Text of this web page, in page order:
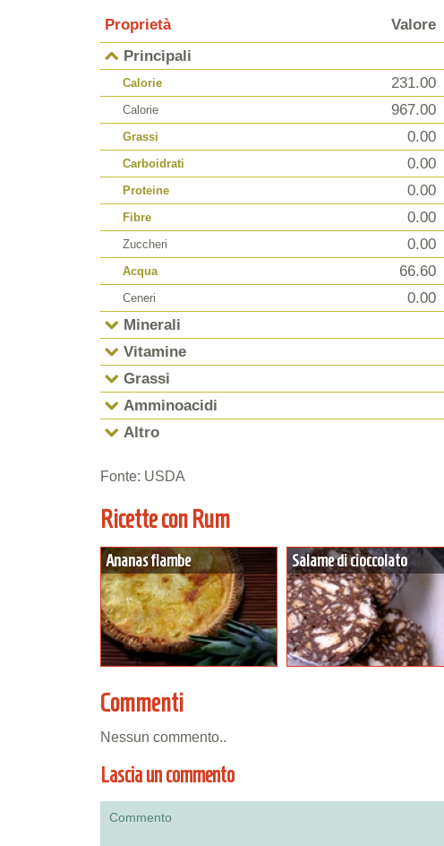
Proprietà Valore
Principali
Calorie 231.00
Calorie 967.00
Grassi 0.00
Carboidrati 0.00
Proteine 0.00
Fibre 0.00
Zuccheri 0.00
Acqua 66.60
Ceneri 0.00
Minerali
Vitamine
Grassi
Amminoacidi
Altro
Fonte: USDA
Ricette con Rum
Ananas flambe Salame di cioccolato
Commenti
Nessun commento..
Lascia un commento